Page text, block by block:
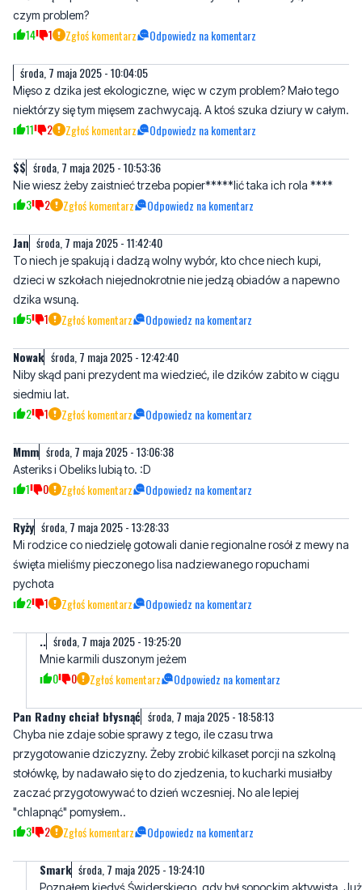
środa, 7 maja 2025 - 10:04:05
Mięso z dzika jest ekologiczne, więc w czym problem? Mało tego
11 2 Zgłoś komentarz Odpowiedz na komentarz
$$ środa, 7 maja 2025 - 10:53:36
Nie wiesz żeby zaistnieć trzeba popier*****lić taka ich rola ****
Jan środa, 7 maja 2025 - 11:42:40
To niech je spakują i dadzą wolny wybór, kto chce niech kupi,
dzika wsuną.
5 1 Zgłoś komentarz Odpowiedz na komentarz
Nowak środa, 7 maja 2025 - 12:42:40
Niby skąd pani prezydent ma wiedzieć, ile dzików zabito w ciągu
2 1 Zgłoś komentarz Odpowiedz na komentarz
Mmm środa, 7 maja 2025 - 13:06:38
Asteriks i Obeliks lubią to. :D
Ryży środa, 7 maja 2025 - 13:28:33
Mi rodzice co niedzielę gotowali danie regionalne rosół z mewy na
pychota
2 1 Zgłoś komentarz Odpowiedz na komentarz
..
Mnie karmili duszonym jeżem
Pan Radny chciał błysnąć środa, 7 maja 2025 - 18:58:13
Chyba nie zdaje sobie sprawy z tego, ile czasu trwa
stołówkę, by nadawało się to do zjedzenia, to kucharki musiałby
zaczać przygotowywać to dzień wczesniej. No ale lepiej
"chlapnąć" pomysłem..
3 2 Zgłoś komentarz Odpowiedz na komentarz
Smark środa, 7 maja 2025 - 19:24:10
Poznałem kiedyś Świderskiego, gdy był sopockim aktywistą. Już
2 0 Zgłoś komentarz Odpowiedz na komentarz